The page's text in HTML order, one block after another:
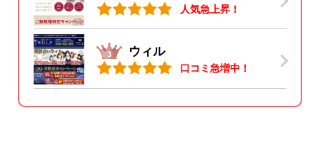
人気急上昇！
ウィル
口コミ急増中！